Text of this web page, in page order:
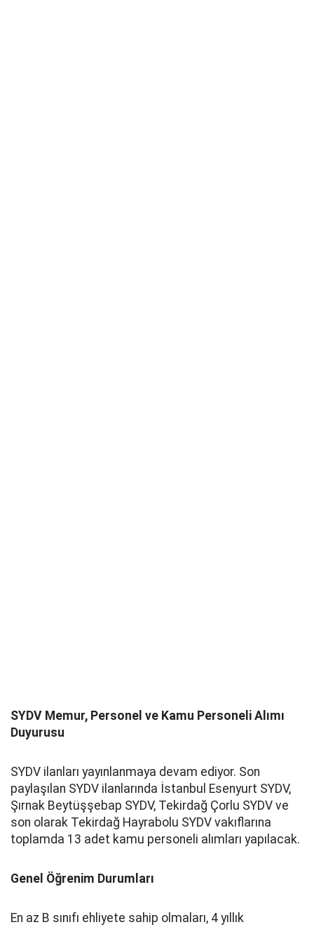
SYDV Memur, Personel ve Kamu Personeli Alımı
Duyurusu
SYDV ilanları yayınlanmaya devam ediyor. Son
paylaşılan SYDV ilanlarında İstanbul Esenyurt SYDV,
Şırnak Beytüşşebap SYDV, Tekirdağ Çorlu SYDV ve
son olarak Tekirdağ Hayrabolu SYDV vakıflarına
toplamda 13 adet kamu personeli alımları yapılacak.
Genel Öğrenim Durumları
En az B sınıfı ehliyete sahip olmaları, 4 yıllık